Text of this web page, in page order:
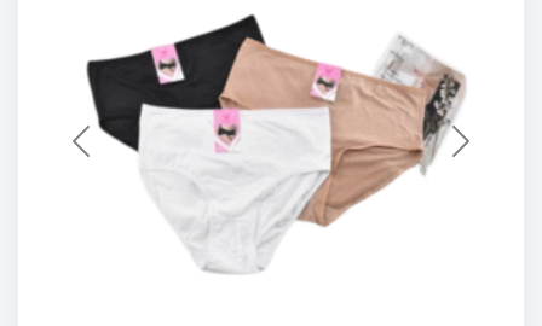
Previous Next